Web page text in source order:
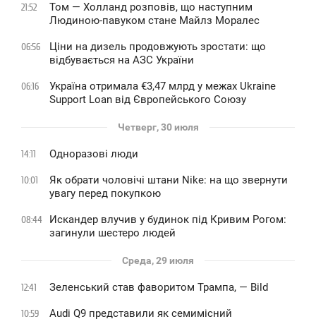
21:52
Том — Холланд розповів, що наступним
Людиною-павуком стане Майлз Моралес
06:56
Ціни на дизель продовжують зростати: що
відбувається на АЗС України
06:16
Україна отримала €3,47 млрд у межах Ukraine
Support Loan від Європейського Союзу
Четверг, 30 июля
14:11 Одноразові люди
10:01
Як обрати чоловічі штани Nike: на що звернути
увагу перед покупкою
08:44
Искандер влучив у будинок під Кривим Рогом:
загинули шестеро людей
Среда, 29 июля
12:41 Зеленський став фаворитом Трампа, — Bild
10:59
Audi Q9 представили як семимісний